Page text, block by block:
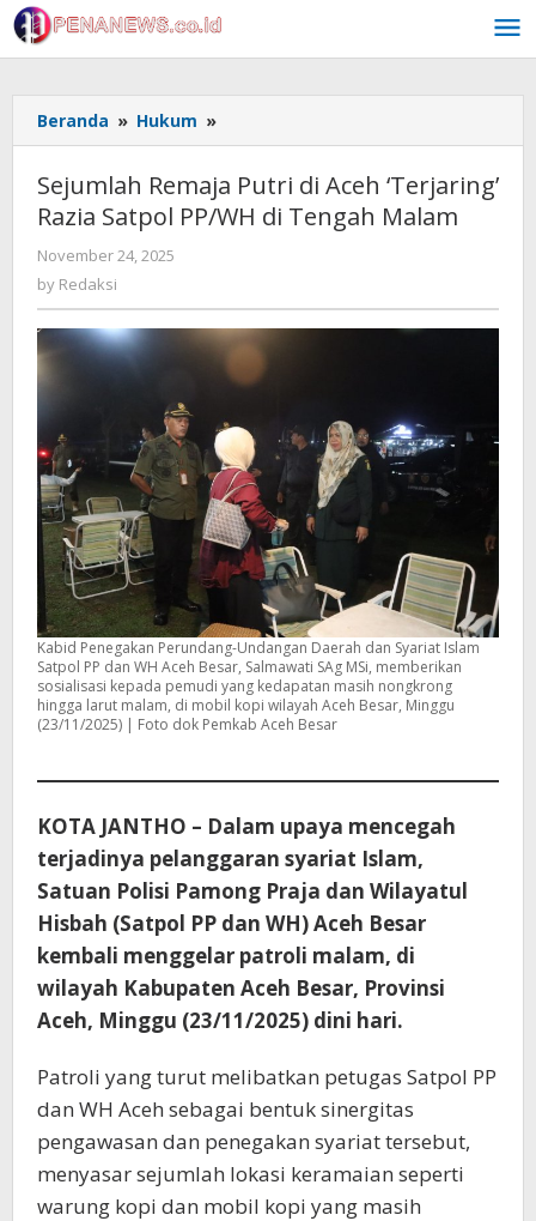
Skip
to
content
Beranda » Hukum »
Remaja
di
Aceh
di
Tengah
Sejumlah Remaja Putri di Aceh ‘Terjaring’
Razia Satpol PP/WH di Tengah Malam
November 24, 2025
by Redaksi
Kabid Penegakan Perundang-Undangan Daerah dan Syariat Islam
Satpol PP dan WH Aceh Besar, Salmawati SAg MSi, memberikan
sosialisasi kepada pemudi yang kedapatan masih nongkrong
hingga larut malam, di mobil kopi wilayah Aceh Besar, Minggu
(23/11/2025) | Foto dok Pemkab Aceh Besar
KOTA JANTHO – Dalam upaya mencegah
terjadinya pelanggaran syariat Islam,
Satuan Polisi Pamong Praja dan Wilayatul
Hisbah (Satpol PP dan WH) Aceh Besar
kembali menggelar patroli malam, di
wilayah Kabupaten Aceh Besar, Provinsi
Aceh, Minggu (23/11/2025) dini hari.
Patroli yang turut melibatkan petugas Satpol PP
dan WH Aceh sebagai bentuk sinergitas
pengawasan dan penegakan syariat tersebut,
menyasar sejumlah lokasi keramaian seperti
warung kopi dan mobil kopi yang masih